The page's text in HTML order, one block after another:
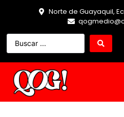
Norte de Guayaquil,